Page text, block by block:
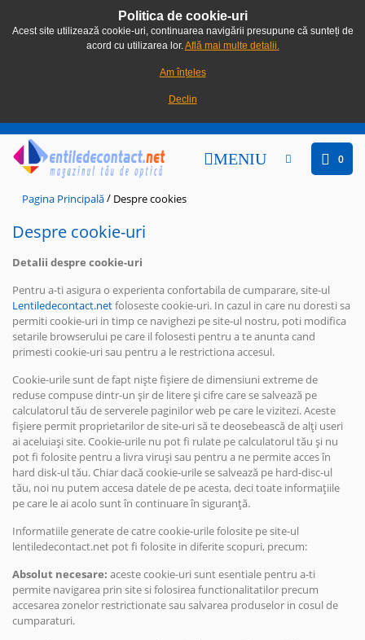
Politica de cookie-uri
Acest site utilizează cookie-uri, continuarea navigării presupune că sunteți de
acord cu utilizarea lor.Află mai multe detalii.
Am înțeles
Declin
0
MENIU
Pagina Principală/ Despre cookies
Despre cookie-uri
Detalii despre cookie-uri
Pentru a-ti asigura o experienta confortabila de cumparare, site-ul
Lentiledecontact.netfoloseste cookie-uri. In cazul in care nu doresti sa
permiti cookie-uri in timp ce navighezi pe site-ul nostru, poti modifica
setarile browserului pe care il folosesti pentru a te anunta cand
primesti cookie-uri sau pentru a le restrictiona accesul.
Cookie-urile sunt de fapt niște fișiere de dimensiuni extreme de
reduse compuse dintr-un șir de litere și cifre care se salvează pe
calculatorul tău de serverele paginilor web pe care le vizitezi. Aceste
fișiere permit proprietarilor de site-uri să te deosebească de alți useri
ai aceluiași site. Cookie-urile nu pot fi rulate pe calculatorul tău și nu
pot fi folosite pentru a livra viruși sau pentru a ne permite acces în
hard disk-ul tău. Chiar dacă cookie-urile se salvează pe hard-disc-ul
tău, noi nu putem accesa datele de pe acesta, deci toate informațiile
pe care le ai acolo sunt în continuare în siguranță.
Informatiile generate de catre cookie-urile folosite pe site-ul
lentiledecontact.net pot fi folosite in diferite scopuri, precum:
Absolut necesare: aceste cookie-uri sunt esentiale pentru a-ti
permite navigarea prin site si folosirea functionalitatilor precum
accesarea zonelor restrictionate sau salvarea produselor in cosul de
cumparaturi.